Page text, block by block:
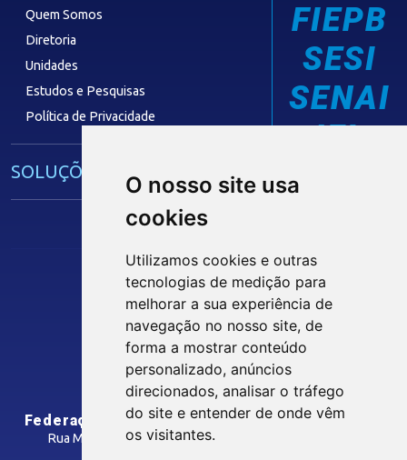
O nosso site usa
cookies
Utilizamos cookies e outras
tecnologias de medição para
melhorar a sua experiência de
navegação no nosso site, de
forma a mostrar conteúdo
personalizado, anúncios
direcionados, analisar o tráfego
do site e entender de onde vêm
os visitantes.
Quem Somos
Diretoria
Unidades
Estudos e Pesquisas
Política de Privacidade
SOLUÇÕES E SERVIÇOS
Núcleo de Acesso ao Crédito
Centro Internacional de Negócios -
CONTRIBUIÇÃO SINDICAL
SINDICATOS FILIADOS
FIEPB
SESI
SENAI
IEL
Siga nossas Redes Sociais
INTRANET
Federação das Indústrias do Estado da Paraíba
Rua Manoel Gonçalves Guimarães, 195 - José Pinheiro